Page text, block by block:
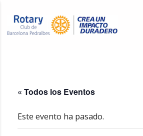
« Todos los Eventos
Este evento ha pasado.